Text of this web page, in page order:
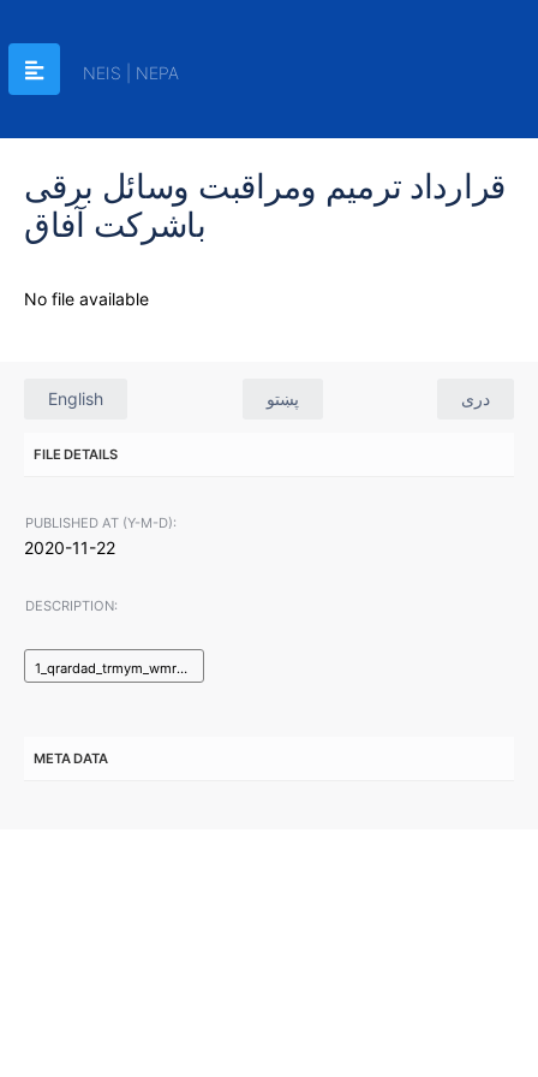
NEIS | NEPA
قرارداد ترمیم ومراقبت وسائل برقی
باشرکت آفاق
No file available
English پښتو دری
FILE DETAILS
PUBLISHED AT (Y-M-D):
2020-11-22
DESCRIPTION:
1_qrardad_trmym_wmraqbt_wsaail_brqy_bashrkt_afaq.pdf
META DATA